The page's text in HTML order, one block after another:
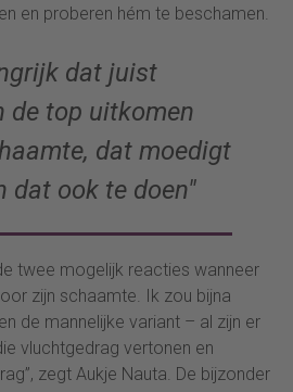
en proberen hém te beschamen.
dat juist
de top uitkomen
dat moedigt
dat ook te doen
twee mogelijk reacties wanneer
zijn schaamte. Ik zou bijna
de mannelijke variant – al zijn er
vluchtgedrag vertonen en
zegt Aukje Nauta. De bijzonder